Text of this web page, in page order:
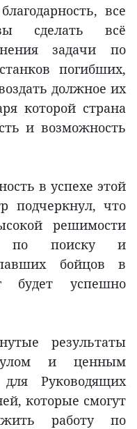
все
сделать всё
задачи по
погибших,
должное их
которой страна
и возможность
в успехе этой
подчеркнул, что
решимости
по поиску и
бойцов в
успешно
результаты
и ценным
Руководящих
которые смогут
работу по